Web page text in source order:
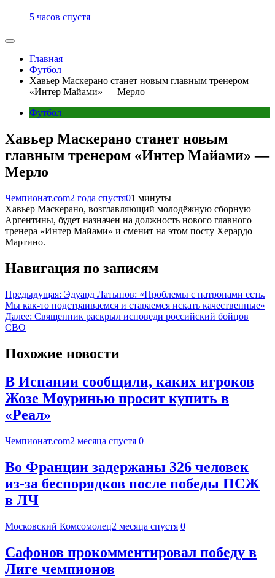
5 часов спустя
Главная
Футбол
Хавьер Маскерано станет новым главным тренером
«Интер Майами» — Мерло
Футбол
Хавьер Маскерано станет новым
главным тренером «Интер Майами» —
Мерло
Чемпионат.com2 года спустя01 минуты
Хавьер Маскерано, возглавляющий молодёжную сборную
Аргентины, будет назначен на должность нового главного
тренера «Интер Майами» и сменит на этом посту Херардо
Мартино.
Навигация по записям
Предыдущая: Эдуард Латыпов: «Проблемы с патронами есть.
Мы как-то подстраиваемся и стараемся искать качественные»
Далее: Священник раскрыл исповеди российский бойцов
СВО
Похожие новости
В Испании сообщили, каких игроков
Жозе Моуринью просит купить в
«Реал»
Чемпионат.com2 месяца спустя 0
Во Франции задержаны 326 человек
из-за беспорядков после победы ПСЖ
в ЛЧ
Московский Комсомолец2 месяца спустя 0
Сафонов прокомментировал победу в
Лиге чемпионов